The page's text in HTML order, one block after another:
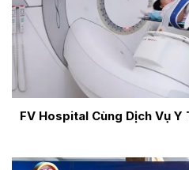
FV Hospital Cùng Dịch Vụ Y